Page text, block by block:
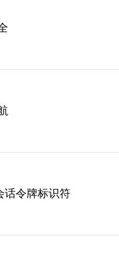
话令牌标识符